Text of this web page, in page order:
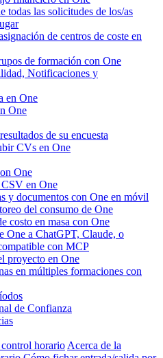
todas las solicitudes de los/as
de centros de coste en
de formación con One
Notificaciones y
en One
One
de su encuesta
CVs en One
One
en One
y documentos con One en móvil
del consumo de One
costo en masa con One
a ChatGPT, Claude, o
con MCP
proyecto en One
en múltiples formaciones con
de Confianza
horario Acerca de la